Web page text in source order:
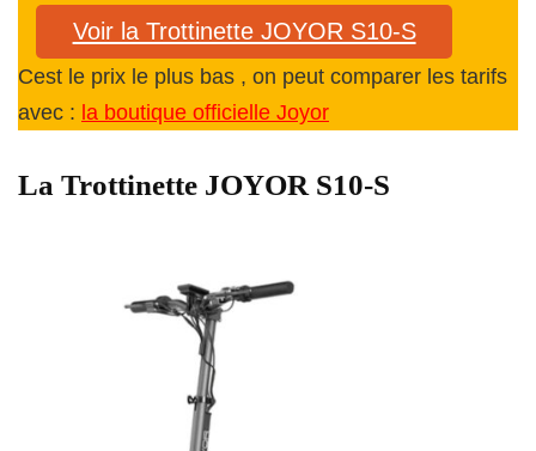
Voir la Trottinette JOYOR S10-S
Cest le prix le plus bas , on peut comparer les tarifs
avec : la boutique officielle Joyor
La Trottinette JOYOR S10-S